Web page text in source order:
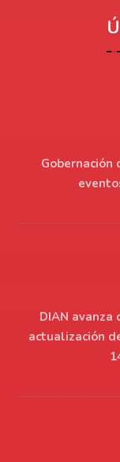
Gobernación
DIAN
actualización